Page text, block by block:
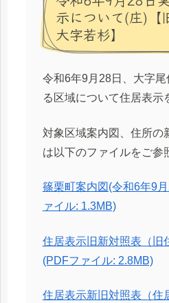
示について(庄)【
大字若杉】
令和6年9月28日、大字
る区域について住居表示
対象区域案内図、住所の
は以下のファイルをご参
篠栗町案内図(令和6年9
ァイル: 1.3MB)
住居表示旧新対照表（旧
(PDFファイル: 2.8MB)
住居表示新旧対照表（住